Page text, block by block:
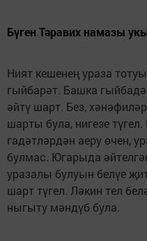
Бүген Тәравих намазы
Ният кешенең ураза
гыйбарәт. Башка
әйтү шарт. Без,
шарты була, нигезе
гадәтләрдән аеру өчен,
булмас. Югарыда
уразалы булуын белүе
шарт түгел. Ләкин тел
ныгыту мәндүб була.